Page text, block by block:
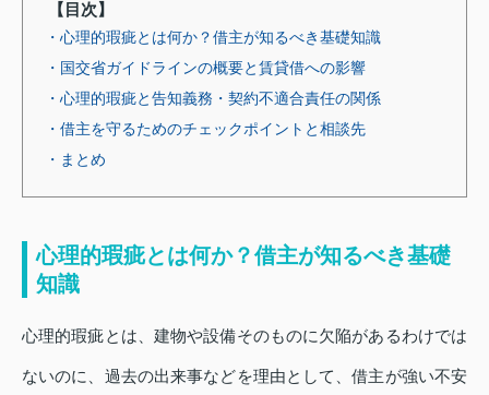
【目次】
・心理的瑕疵とは何か？借主が知るべき基礎知識
・国交省ガイドラインの概要と賃貸借への影響
・心理的瑕疵と告知義務・契約不適合責任の関係
・借主を守るためのチェックポイントと相談先
・まとめ
心理的瑕疵とは何か？借主が知るべき基礎
知識
心理的瑕疵とは、建物や設備そのものに欠陥があるわけでは
ないのに、過去の出来事などを理由として、借主が強い不安